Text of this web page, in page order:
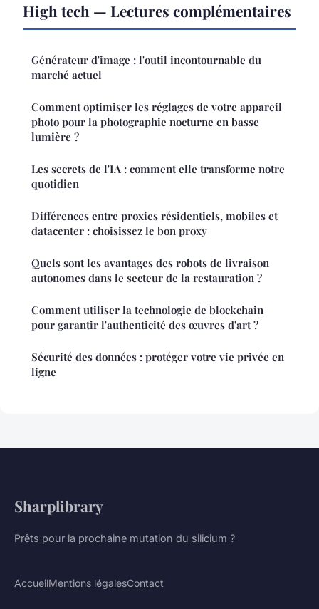
High tech — Lectures complémentaires
Générateur d'image : l'outil incontournable du
marché actuel
Comment optimiser les réglages de votre appareil
photo pour la photographie nocturne en basse
lumière ?
Les secrets de l'IA : comment elle transforme notre
quotidien
Différences entre proxies résidentiels, mobiles et
datacenter : choisissez le bon proxy
Quels sont les avantages des robots de livraison
autonomes dans le secteur de la restauration ?
Comment utiliser la technologie de blockchain
pour garantir l'authenticité des œuvres d'art ?
Sécurité des données : protéger votre vie privée en
ligne
Sharplibrary
Prêts pour la prochaine mutation du silicium ?
AccueilMentions légalesContact